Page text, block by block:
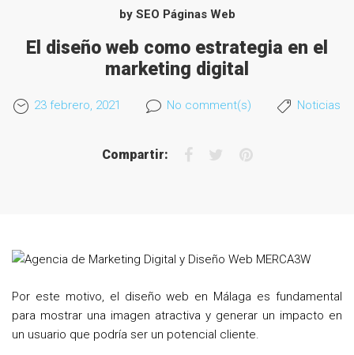
by SEO Páginas Web
El diseño web como estrategia en el
marketing digital
23 febrero, 2021 No comment(s) Noticias
Compartir:
b
o
k
r
P
e
e
s
t
Por este motivo, el diseño web en Málaga es fundamental
para mostrar una imagen atractiva y generar un impacto en
un usuario que podría ser un potencial cliente.